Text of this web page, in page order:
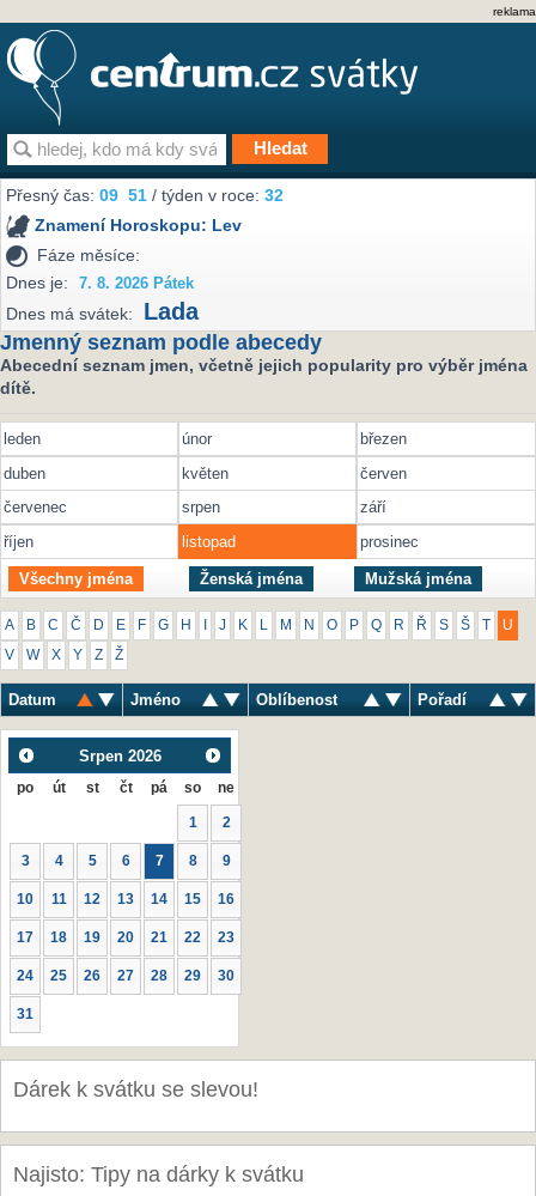
reklama
Přesný čas:09 51 / týden v roce:32
Znamení Horoskopu: Lev
Fáze měsíce:
Dnes je:
7. 8. 2026 Pátek
Dnes má svátek: Lada
Jmenný seznam podle abecedy
Abecední seznam jmen, včetně jejich popularity pro výběr jména
dítě.
leden únor
březen
duben
květen
červen
červenec
srpen
září
říjen
listopad prosinec
Všechny jména Ženská jména Mužská jména
A B C Č D E F G H J K M N O P Q R Ř S Š U
V W X Y Z Ž
Datum Jméno Oblíbenost Pořadí
Srpen 2026
po út st čt pá so ne
1 2
3 4 5 6 7 8 9
10 11 12 13 14 15 16
17 18 19 20 21 22 23
24 25 26 27 28 29 30
31
Dárek k svátku se slevou!
Najisto: Tipy na dárky k svátku